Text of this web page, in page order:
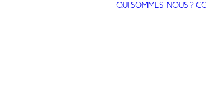
QUI SOMMES-NOUS ?